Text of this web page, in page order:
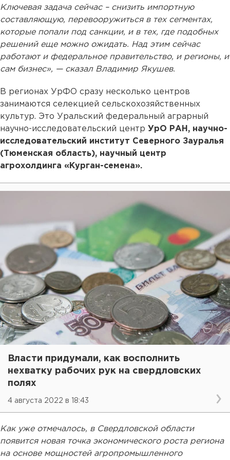
Ключевая задача сейчас – снизить импортную
составляющую, перевооружиться в тех сегментах,
которые попали под санкции, и в тех, где подобных
решений еще можно ожидать. Над этим сейчас
работают и федеральное правительство, и регионы, и
сам бизнес», — сказал Владимир Якушев.
В регионах УрФО сразу несколько центров
занимаются селекцией сельскохозяйственных
культур. Это Уральский федеральный аграрный
научно-исследовательский центр УрО РАН, научно-
исследовательский институт Северного Зауралья
(Тюменская область), научный центр
агрохолдинга «Курган-семена».
Власти придумали, как восполнить
нехватку рабочих рук на свердловских
полях
4 августа 2022 в 18:43
Как уже отмечалось, в Свердловской области
появится новая точка экономического роста региона
на основе мощностей агропромышленного